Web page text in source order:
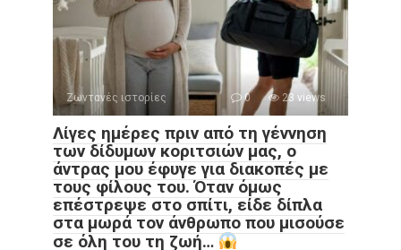
Ζωντανές ιστορίες 0 23 views
Λίγες ημέρες πριν από τη γέννηση
των δίδυμων κοριτσιών μας, ο
άντρας μου έφυγε για διακοπές με
τους φίλους του. Όταν όμως
επέστρεψε στο σπίτι, είδε δίπλα
στα μωρά τον άνθρωπο που μισούσε
σε όλη του τη ζωή…